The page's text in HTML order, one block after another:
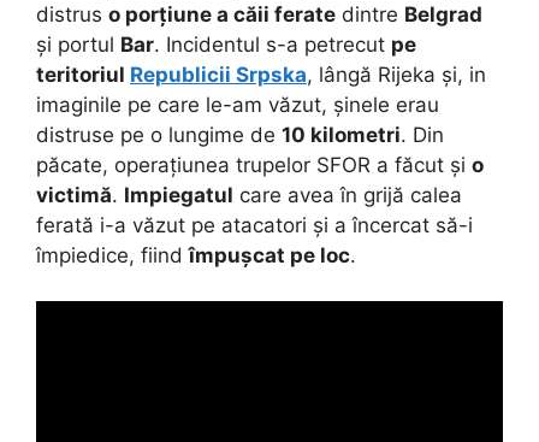
distrus o porțiune a căii ferate dintre Belgrad
și portul Bar. Incidentul s-a petrecut pe
teritoriul Republicii Srpska, lângă Rijeka și, in
imaginile pe care le-am văzut, șinele erau
distruse pe o lungime de 10 kilometri. Din
păcate, operațiunea trupelor SFOR a făcut și o
victimă. Impiegatul care avea în grijă calea
ferată i-a văzut pe atacatori și a încercat să-i
împiedice, fiindîmpușcat pe loc.